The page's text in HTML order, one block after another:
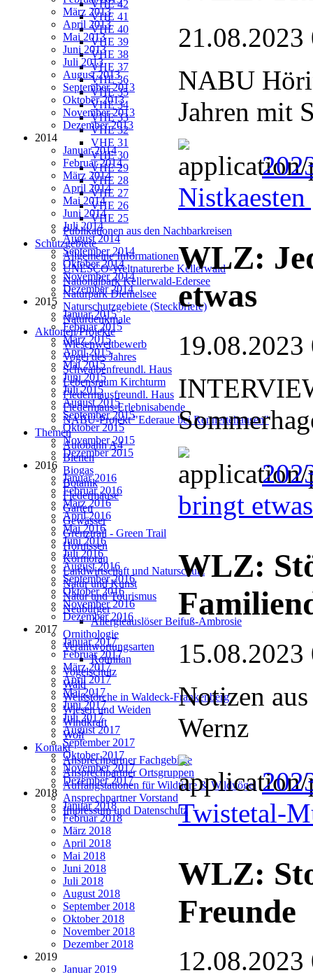
VHE 42
VHE 41
VHE 40
VHE 39
VHE 38
VHE 37
VHE 36
VHE 35
VHE 34
VHE 33
VHE 32
VHE 31
VHE 30
VHE 29
VHE 28
VHE 27
VHE 26
VHE 25
Publikationen aus den Nachbarkreisen
Schutzgebiete
Allgemeine Informationen
UNESCO-Weltnaturerbe Kellerwald
Nationalpark Kellerwald-Edersee
Naturpark Diemelsee
Naturschutzgebiete (Steckbriefe)
Naturdenkmale
Aktionen/Projekte
Wiesenwettbewerb
Vogel des Jahres
Schwalbenfreundl. Haus
Lebensraum Kirchturm
Fledermausfreundl. Haus
Fledermaus-Erlebnisabende
NABU-Projekt "Ederaue bei Rennertehausen"
Themen
Autobahn A4
Bienen
Biogas
Botanik
Fledermäuse
Garten
Gewässer
Grenztrail - Green Trail
Hornissen
Kormoran
Landwirtschaft und Naturschutz
Natur und Kunst
Natur und Tourismus
Neubürger
Allergieauslöser Beifuß-Ambrosie
Ornithologie
Verantwortungsarten
Rotmilan
Vogelschutz
Wald
Weißstörche in Waldeck-Frankenberg
Wiesen und Weiden
Windkraft
Wolf
Kontakt
Ansprechpartner Fachgebiete
Ansprechpartner Ortsgruppen
Auffangstationen für Wildtiere & Wildvögel
Ansprechpartner Vorstand
Impressum und Datenschutz
März 2013
April 2013
Mai 2013
Juni 2013
Juli 2013
August 2013
September 2013
Oktober 2013
November 2013
Dezember 2013
2014
Januar 2014
Februar 2014
März 2014
April 2014
Mai 2014
Juni 2014
Juli 2014
August 2014
September 2014
Oktober 2014
November 2014
Dezember 2014
2015
Januar 2015
Februar 2015
März 2015
April 2015
Mai 2015
Juni 2015
Juli 2015
August 2015
September 2015
Oktober 2015
November 2015
Dezember 2015
2016
Januar 2016
Februar 2016
März 2016
April 2016
Mai 2016
Juni 2016
Juli 2016
August 2016
September 2016
Oktober 2016
November 2016
Dezember 2016
2017
Januar 2017
Februar 2017
März 2017
April 2017
Mai 2017
Juni 2017
Juli 2017
August 2017
September 2017
Oktober 2017
November 2017
Dezember 2017
2018
Januar 2018
Februar 2018
März 2018
April 2018
Mai 2018
Juni 2018
Juli 2018
August 2018
September 2018
Oktober 2018
November 2018
Dezember 2018
2019
Januar 2019
21.08.2023
NABU
Jahren mit
WLZ:
etwas
19.08.2023
bringt
WLZ:
15.08.2023
Notizen
Wernz
Twistetal-
WLZ:
Freunde
12.08.2023